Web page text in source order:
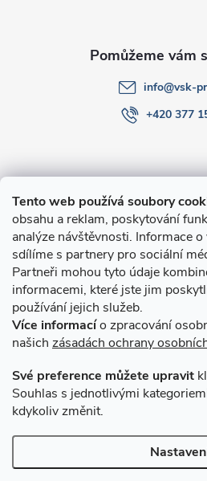
Tento web používá soubory
obsahu a reklam, poskytování
analýze návštěvnosti. Informace
sdílíme s partnery pro sociální
Partneři mohou tyto údaje
informacemi, které jste jim
používání jejich služeb.
Více informacío zpracování
našich zásadách ochrany
Své preference můžete upravit
Souhlas s jednotlivými
kdykoliv změnit.
O nákupu
Novinky v programu Alusic
Archiv
info@vsk-
+420 377
Způsoby dopravy